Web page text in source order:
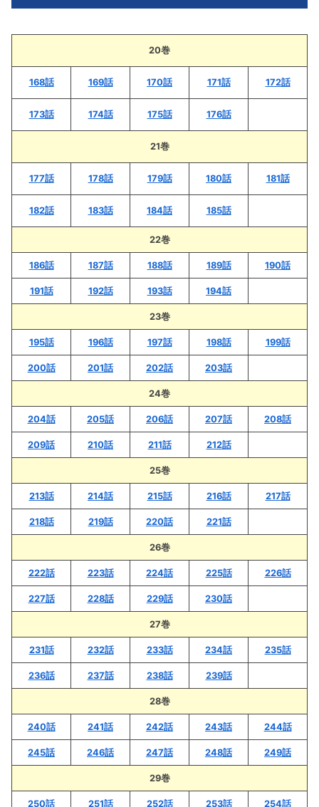
20巻
168話 169話 170話 171話 172話
173話 174話 175話 176話
21巻
177話 178話 179話 180話 181話
182話 183話 184話 185話
22巻
186話 187話 188話 189話 190話
191話 192話 193話 194話
23巻
195話 196話 197話 198話 199話
200話 201話 202話 203話
24巻
204話 205話 206話 207話 208話
209話 210話 211話 212話
25巻
213話 214話 215話 216話 217話
218話 219話 220話 221話
26巻
222話 223話 224話 225話 226話
227話 228話 229話 230話
27巻
231話 232話 233話 234話 235話
236話 237話 238話 239話
28巻
240話 241話 242話 243話 244話
245話 246話 247話 248話 249話
29巻
250話 251話 252話 253話 254話